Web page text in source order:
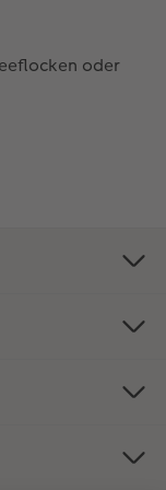
oder